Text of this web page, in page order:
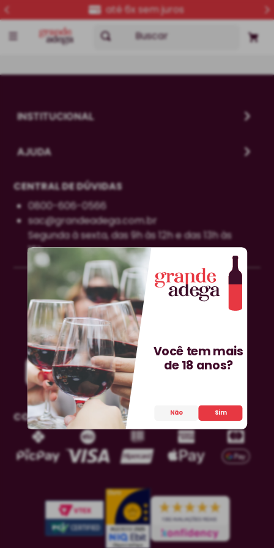
até 6x sem juros
Buscar
INSTITUCIONAL
AJUDA
CENTRAL DE DÚVIDAS
0800-606-0566
sac@grandeadega.com.br
Segunda à sexta, das 9h às 12h e das 13h às
18h.
COMPRA SEGURA
Você tem mais
de 18 anos?
Não Sim